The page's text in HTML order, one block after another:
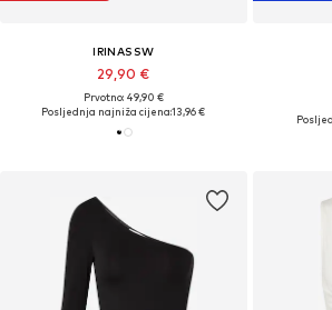
IRINASSW
29,90 €
Prvotno: 49,90 €
Posljednja najniža cijena:13,96 €